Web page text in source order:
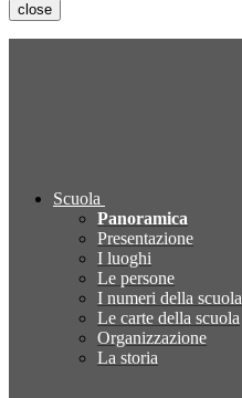
close
Scuola
Panoramica
Presentazione
I luoghi
Le persone
I numeri della scuola
Le carte della scuola
Organizzazione
La storia